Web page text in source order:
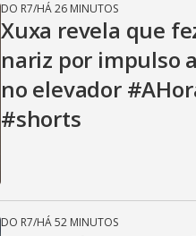
DO R7/HÁ 26 MINUTOS
Xuxa revela que
nariz por impulso
no elevador
#shorts
DO R7/HÁ 52 MINUTOS